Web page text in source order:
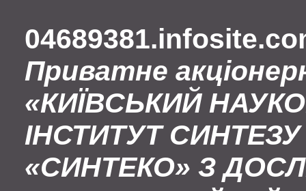
Приватне
«КИЇВСЬКИЙ
ІНСТИТУТ СИНТЕЗУ
«СИНТЕКО» З